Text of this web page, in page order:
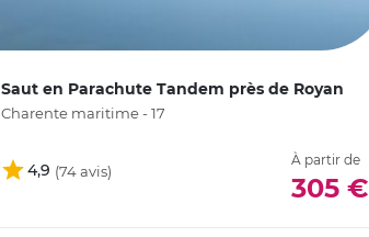
Saut en Parachute Tandem près de Royan
Charente maritime - 17
4,9
À partir de
305 €